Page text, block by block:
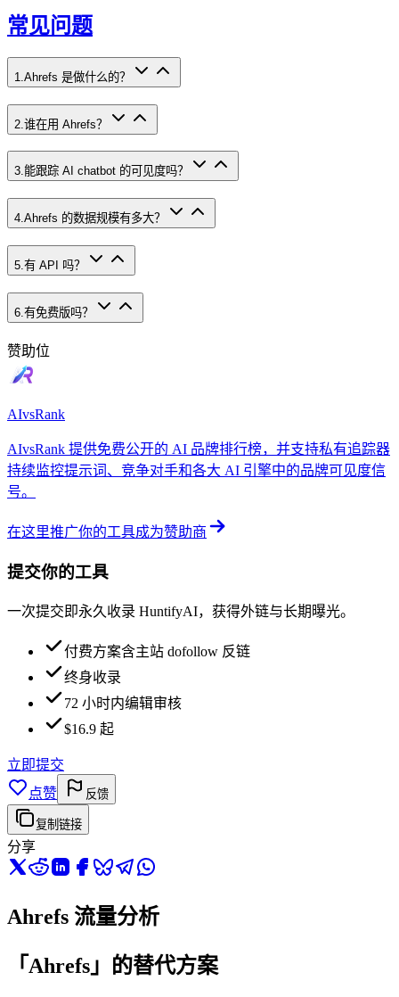
常见问题
1 Ahrefs 是做什么的？
2 谁在用 Ahrefs？
3.能跟踪 AI chatbot 的可见度吗？
4.Ahrefs 的数据规模有多大？
5 有 API 吗？
6 有免费版吗？
赞助位
AIvsRank
AIvsRank 提供免费公开的 AI 品牌排行榜，并支持私有追踪器
持续监控提示词、竞争对手和各大 AI 引擎中的品牌可见度信
号。
在这里推广你的工具成为赞助商
提交你的工具
一次提交即永久收录 HuntifyAI，获得外链与长期曝光。
付费方案含主站 dofollow 反链
终身收录
72 小时内编辑审核
$16.9 起
立即提交
点赞
反馈
复制链接
分享
Ahrefs 流量分析
「Ahrefs」的替代方案